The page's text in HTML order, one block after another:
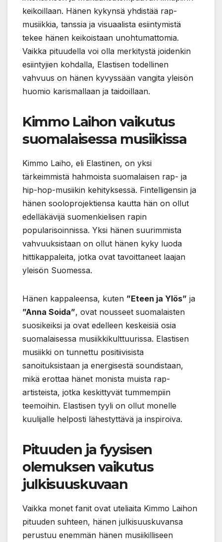
keikoillaan. Hänen kykynsä yhdistää rap-
musiikkia, tanssia ja visuaalista esiintymistä
tekee hänen keikoistaan unohtumattomia.
Vaikka pituudella voi olla merkitystä joidenkin
esiintyjien kohdalla, Elastisen todellinen
vahvuus on hänen kyvyssään vangita yleisön
huomio karismallaan ja taidoillaan.
Kimmo Laihon vaikutus
suomalaisessa musiikissa
Kimmo Laiho, eli Elastinen, on yksi
tärkeimmistä hahmoista suomalaisen rap- ja
hip-hop-musiikin kehityksessä. Fintelligensin ja
hänen sooloprojektiensa kautta hän on ollut
edelläkävijä suomenkielisen rapin
popularisoinnissa. Yksi hänen suurimmista
vahvuuksistaan on ollut hänen kyky luoda
hittikappaleita, jotka ovat tavoittaneet laajan
yleisön Suomessa.
Hänen kappaleensa, kuten ”Eteen ja Ylös” ja
”Anna Soida”, ovat nousseet suomalaisten
suosikeiksi ja ovat edelleen keskeisiä osia
suomalaisessa musiikkikulttuurissa. Elastisen
musiikki on tunnettu positiivisista
sanoituksistaan ja energisestä soundistaan,
mikä erottaa hänet monista muista rap-
artisteista, jotka keskittyvät tummempiin
teemoihin. Elastisen tyyli on ollut monelle
kuulijalle helposti lähestyttävä ja inspiroiva.
Pituuden ja fyysisen
olemuksen vaikutus
julkisuuskuvaan
Vaikka monet fanit ovat uteliaita Kimmo Laihon
pituuden suhteen, hänen julkisuuskuvansa
perustuu enemmän hänen musiikilliseen